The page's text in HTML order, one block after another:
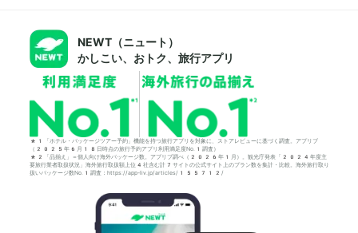
NEWT（ニュート）
かしこい、おトク、旅行アプリ
*1「ホテル・パッケージツアー予約」機能を持つ旅行アプリを対象に、ストアレビューに基づく調査。アプリブ
（2025年6月18日時点の旅行予約アプリ利用満足度No.1調査）
*2「品揃え」＝個人向け海外パッケージ数。アプリブ調べ（2026年1月）。観光庁発表「2024年度主
要旅行業者取扱状況」海外旅行取扱額上位4社含む計7サイトの公式サイト上のプラン数を集計・比較。海外旅行取り
扱いパッケージ数No.1調査：https://app-liv.jp/articles/155712/